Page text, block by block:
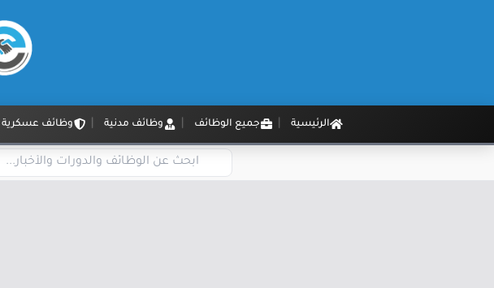
الرئيسية جميع الوظائف وظائف مدنية وظائف عسكرية